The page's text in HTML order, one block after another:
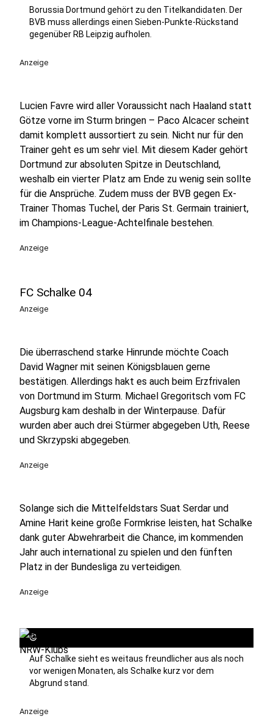
Borussia Dortmund gehört zu den Titelkandidaten. Der
BVB muss allerdings einen Sieben-Punkte-Rückstand
gegenüber RB Leipzig aufholen.
Anzeige
Lucien Favre wird aller Voraussicht nach Haaland statt
Götze vorne im Sturm bringen – Paco Alcacer scheint
damit komplett aussortiert zu sein. Nicht nur für den
Trainer geht es um sehr viel. Mit diesem Kader gehört
Dortmund zur absoluten Spitze in Deutschland,
weshalb ein vierter Platz am Ende zu wenig sein sollte
für die Ansprüche. Zudem muss der BVB gegen Ex-
Trainer Thomas Tuchel, der Paris St. Germain trainiert,
im Champions-League-Achtelfinale bestehen.
Anzeige
FC Schalke 04
Anzeige
Die überraschend starke Hinrunde möchte Coach
David Wagner mit seinen Königsblauen gerne
bestätigen. Allerdings hakt es auch beim Erzfrivalen
von Dortmund im Sturm. Michael Gregoritsch vom FC
Augsburg kam deshalb in der Winterpause. Dafür
wurden aber auch drei Stürmer abgegeben Uth, Reese
und Skrzypski abgegeben.
Anzeige
Solange sich die Mittelfeldstars Suat Serdar und
Amine Harit keine große Formkrise leisten, hat Schalke
dank guter Abwehrarbeit die Chance, im kommenden
Jahr auch international zu spielen und den fünften
Platz in der Bundesliga zu verteidigen.
Anzeige
©
Auf Schalke sieht es weitaus freundlicher aus als noch
vor wenigen Monaten, als Schalke kurz vor dem
Abgrund stand.
Anzeige